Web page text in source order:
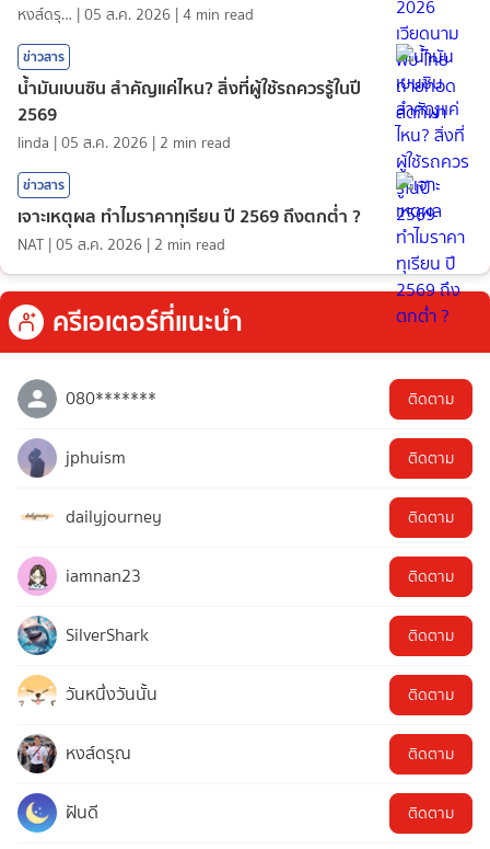
หงส์ดรุณ |05 ส.ค. 2026 |4 min read
ข่าวสาร
น้ำมันเบนซิน สำคัญแค่ไหน? สิ่งที่ผู้ใช้รถควรรู้ในปี
2569
linda |05 ส.ค. 2026 | 2 min read
ข่าวสาร
เจาะเหตุผล ทำไมราคาทุเรียน ปี 2569 ถึงตกต่ำ ?
NAT |05 ส.ค. 2026 | 2 min read
ครีเอเตอร์ที่แนะนำ
080******* ติดตาม
jphuism ติดตาม
dailyjourney ติดตาม
iamnan23 ติดตาม
SilverShark ติดตาม
วันหนึ่งวันนั้น ติดตาม
หงส์ดรุณ ติดตาม
ฝันดี ติดตาม